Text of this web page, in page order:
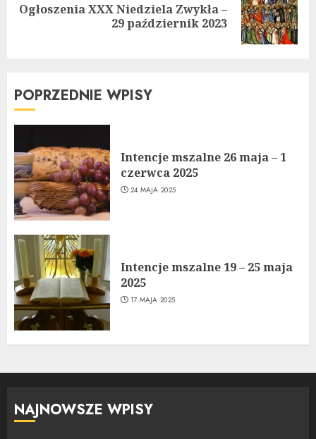
Next
Ogłoszenia XXX Niedziela Zwykła –
29 październik 2023
POPRZEDNIE WPISY
Intencje mszalne 26 maja – 1
czerwca 2025
24 MAJA 2025
Intencje mszalne 19 – 25 maja
2025
17 MAJA 2025
NAJNOWSZE WPISY